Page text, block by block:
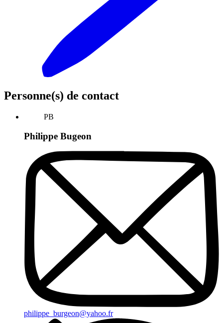
Personne(s) de contact
PB
Philippe Bugeon
philippe_burgeon@yahoo.fr